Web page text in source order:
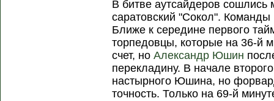
В битве аутсайдеров сошлись
саратовский "Сокол".
Ближе к середине первого
торпедовцы, которые на 36-й
счет, ноАлександр Юшин
перекладину. В начале
настырного Юшина, но
точность. Только на 69-й